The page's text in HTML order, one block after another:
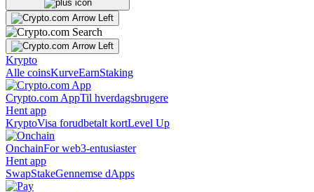
Krypto
Alle coinsKurveEarnStaking
Crypto.com AppTil hverdagsbrugere
Hent app
KryptoVisa forudbetalt kortLevel Up
OnchainFor web3-entusiaster
Hent app
SwapStakeGennemse dApps